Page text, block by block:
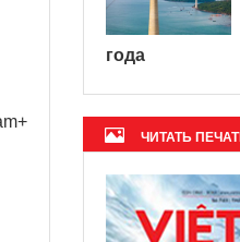
года
ЧИТАТЬ